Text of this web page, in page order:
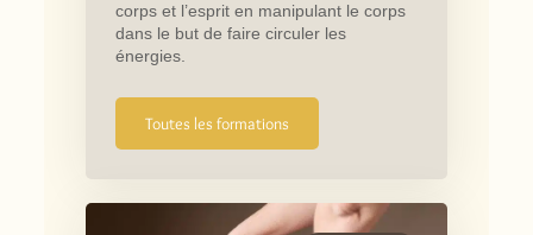
corps et l’esprit en manipulant le corps
dans le but de faire circuler les
énergies.
Toutes les formations